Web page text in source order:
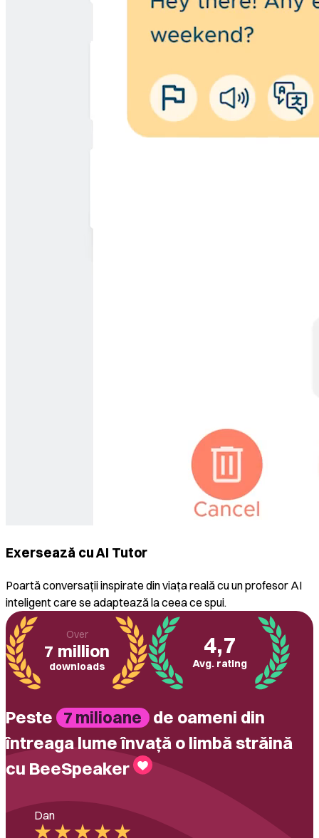
Exersează cu AI Tutor
Poartă conversații inspirate din viața reală cu un profesor AI
inteligent care se adaptează la ceea ce spui.
Over
7 million
downloads
4,7
Avg. rating
Peste 7 milioane de oameni din
întreaga lume învață o limbă străină
cu BeeSpeaker
Dan